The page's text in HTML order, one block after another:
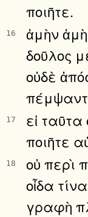
ποιῆτε.
16
ἀμὴν
δοῦλος
οὐδὲ
17
εἰ ταῦτα
ποιῆτε
18
οὐ περὶ
οἶδα
γραφὴ